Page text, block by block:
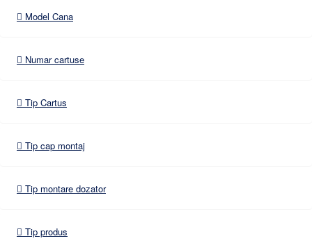
Model Cana
Numar cartuse
Tip Cartus
Tip cap montaj
Tip montare dozator
Tip produs